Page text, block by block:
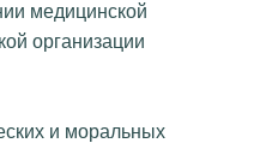
медицинской
организации
и моральных